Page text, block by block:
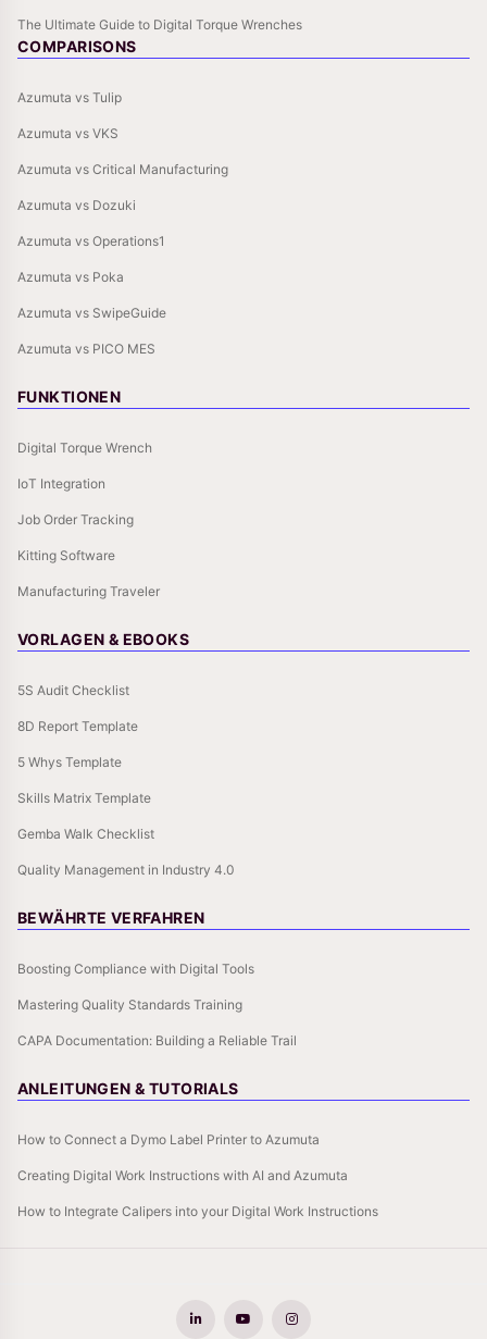
The Ultimate Guide to Digital Torque Wrenches
COMPARISONS
Azumuta vs Tulip
Azumuta vs VKS
Azumuta vs Critical Manufacturing
Azumuta vs Dozuki
Azumuta vs Operations1
Azumuta vs Poka
Azumuta vs SwipeGuide
Azumuta vs PICO MES
FUNKTIONEN
Digital Torque Wrench
IoT Integration
Job Order Tracking
Kitting Software
Manufacturing Traveler
VORLAGEN & EBOOKS
5S Audit Checklist
8D Report Template
5 Whys Template
Skills Matrix Template
Gemba Walk Checklist
Quality Management in Industry 4.0
BEWÄHRTE VERFAHREN
Boosting Compliance with Digital Tools
Mastering Quality Standards Training
CAPA Documentation: Building a Reliable Trail
ANLEITUNGEN & TUTORIALS
How to Connect a Dymo Label Printer to Azumuta
Creating Digital Work Instructions with AI and Azumuta
How to Integrate Calipers into your Digital Work Instructions